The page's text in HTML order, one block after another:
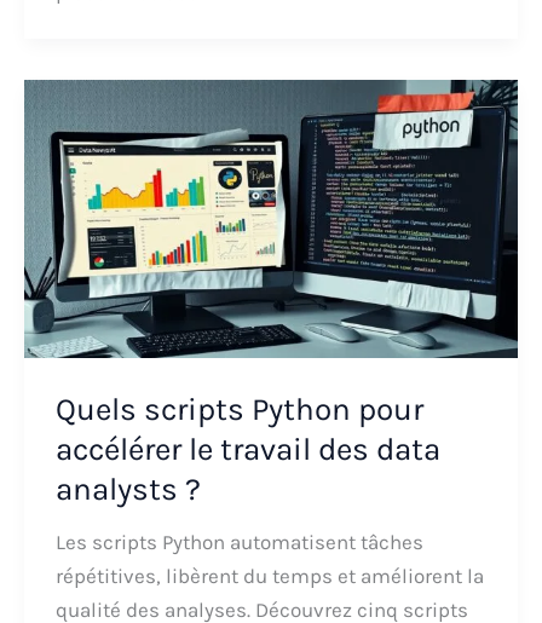
Quels scripts Python pour
accélérer le travail des data
analysts ?
Les scripts Python automatisent tâches
répétitives, libèrent du temps et améliorent la
qualité des analyses. Découvrez cinq scripts